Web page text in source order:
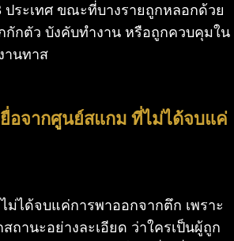
ประเทศ ขณะที่บางรายถูกหลอกด้วย
กักตัว บังคับทำงาน หรือถูกควบคุมใน
านทาส
อจากศูนย์สแกม ที่ไม่ได้จบแค่
ม่ได้จบแค่การพาออกจากตึก เพราะ
ถานะอย่างละเอียด ว่าใครเป็นผู้ถูก